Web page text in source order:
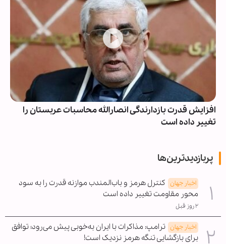
افزایش قدرت بازدارندگی انصارالله محاسبات عربستان را
تغییر داده است
پربازدیدترین‌ها
اخبار جهان کنترل هرمز و باب‌المندب موازنه قدرت را به سود
محور مقاومت تغییر داده است
۲ روز قبل
اخبار جهان ترامپ: مذاکرات با ایران به‌خوبی پیش می‌رود؛ توافق
برای بازگشایی تنگه هرمز نزدیک است!